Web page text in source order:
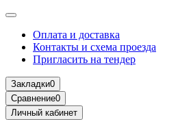
Оплата и доставка
Контакты и схема проезда
Пригласить на тендер
Закладки0
Сравнение0
Личный кабинет